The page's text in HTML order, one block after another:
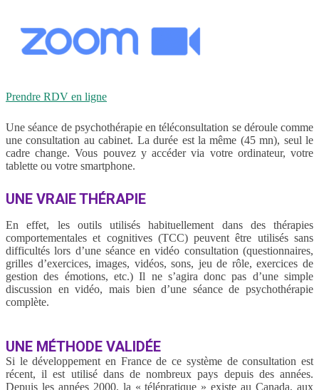
Prendre RDV en ligne
Une séance de psychothérapie en téléconsultation se déroule comme
une consultation au cabinet. La durée est la même (45 mn), seul le
cadre change. Vous pouvez y accéder via votre ordinateur, votre
tablette ou votre smartphone.
UNE VRAIE THÉRAPIE
En effet, les outils utilisés habituellement dans des thérapies
comportementales et cognitives (TCC) peuvent être utilisés sans
difficultés lors d’une séance en vidéo consultation (questionnaires,
grilles d’exercices, images, vidéos, sons, jeu de rôle, exercices de
gestion des émotions, etc.) Il ne s’agira donc pas d’une simple
discussion en vidéo, mais bien d’une séance de psychothérapie
complète.
UNE MÉTHODE VALIDÉE
Si le développement en France de ce système de consultation est
récent, il est utilisé dans de nombreux pays depuis des années.
Depuis les années 2000, la « télépratique » existe au Canada, aux